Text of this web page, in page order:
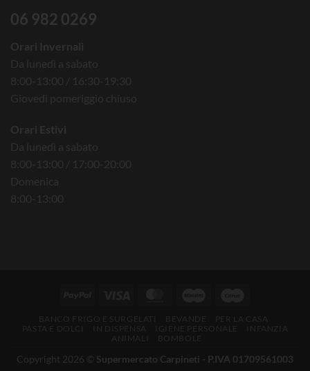
06 982 0269
Orari Invernali
Da lunedì a sabato
8:00-13:00 / 16:30-19:30
Giovedì pomeriggio chiuso
Orari Estivi
Da lunedì a sabato
8:00-13:00 / 17:00-20:00
Domenica
8:00-13:00
Copyright 2026 © Supermercato Carpineti - P.IVA 01709561003